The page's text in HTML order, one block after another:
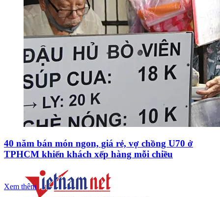
40 năm bán món ngon, giá rẻ, vợ chồng U70 ở
TPHCM khiến khách xếp hàng mỗi chiều
Xem thêm